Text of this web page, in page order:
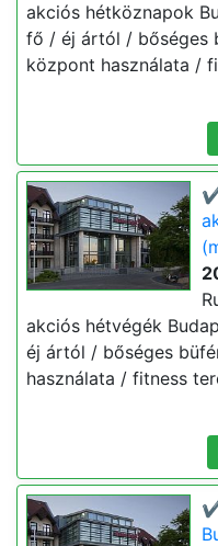
akciós hétköznapok
fő / éj ártól / bőséges
központ használata /
✔️
akciós hétvégék
éj ártól / bőséges
használata / fitness
✔️